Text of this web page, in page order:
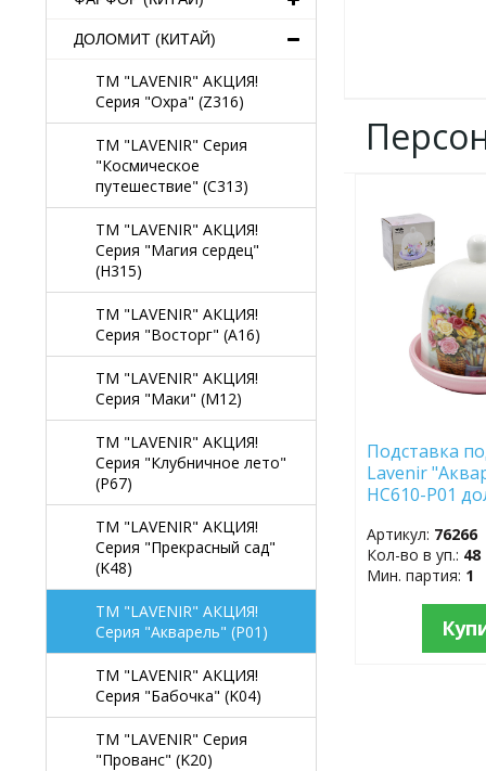
ДОЛОМИТ (КИТАЙ)
TM "LAVENIR" АКЦИЯ!
Серия "Охра" (Z316)
TM "LAVENIR" Серия
"Космическое
путешествие" (C313)
TM "LAVENIR" АКЦИЯ!
Серия "Магия сердец"
(H315)
TM "LAVENIR" АКЦИЯ!
Серия "Восторг" (A16)
TM "LAVENIR" АКЦИЯ!
Серия "Маки" (M12)
TM "LAVENIR" АКЦИЯ!
Серия "Клубничное лето"
(P67)
TM "LAVENIR" АКЦИЯ!
Серия "Прекрасный сад"
(K48)
TM "LAVENIR" АКЦИЯ!
Серия "Акварель" (P01)
TM "LAVENIR" АКЦИЯ!
Серия "Бабочка" (K04)
TM "LAVENIR" Серия
"Прованс" (K20)
В
ИЗБРАННОЕ
Подставка
Lavenir
HC610-P01
Артикул: 76266
Кол-во в уп.: 48
Мин. партия: 1